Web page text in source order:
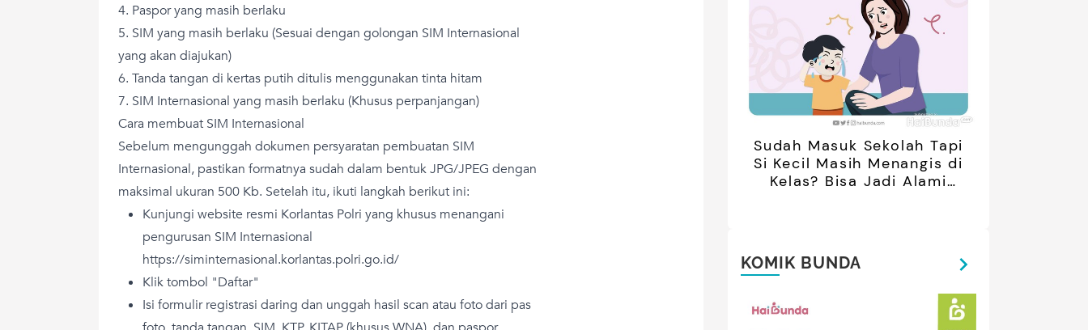
4. Paspor yang masih berlaku
5. SIM yang masih berlaku (Sesuai dengan golongan SIM Internasional
yang akan diajukan)
6. Tanda tangan di kertas putih ditulis menggunakan tinta hitam
7. SIM Internasional yang masih berlaku (Khusus perpanjangan)
Cara membuat SIM Internasional
Sebelum mengunggah dokumen persyaratan pembuatan SIM
Internasional, pastikan formatnya sudah dalam bentuk JPG/JPEG dengan
maksimal ukuran 500 Kb. Setelah itu, ikuti langkah berikut ini:
Kunjungi website resmi Korlantas Polri yang khusus menangani
pengurusan SIM Internasional
https://siminternasional.korlantas.polri.go.id/
Klik tombol "Daftar"
Isi formulir registrasi daring dan unggah hasil scan atau foto dari pas
Sudah Masuk Sekolah Tapi
Si Kecil Masih Menangis di
Kelas? Bisa Jadi Alami
KOMIK BUNDA